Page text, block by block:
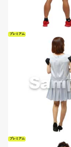
プレミアム
プレミアム